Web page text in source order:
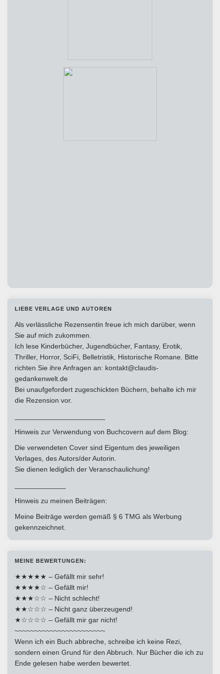
LIEBE VERLAGE UND AUTOREN
Als verlässliche Rezensentin freue ich mich darüber, wenn
Sie auf mich zukommen.
Ich lese Kinderbücher, Jugendbücher, Fantasy, Erotik,
Thriller, Horror, SciFi, Belletristik, Historische Romane. Bitte
richten Sie ihre Anfragen an: kontakt@claudis-
gedankenwelt.de
Bei unaufgefordert zugeschickten Büchern, behalte ich mir
die Rezension vor.
Hinweis zur Verwendung von Buchcovern auf dem Blog:
Die verwendeten Cover sind Eigentum des jeweiligen
Verlages, des Autors/der Autorin.
Sie dienen lediglich der Veranschaulichung!
Hinweis zu meinen Beiträgen:
Meine Beiträge werden gemäß § 6 TMG als Werbung
gekennzeichnet.
MEINE BEWERTUNGEN:
★★★★★ – Gefällt mir sehr!
★★★★☆ – Gefällt mir!
★★★☆☆ – Nicht schlecht!
★★☆☆☆ – Nicht ganz überzeugend!
★☆☆☆☆ – Gefällt mir gar nicht!
~~~~~~~~~~~~~~~~~~~~~~~
Wenn ich ein Buch abbreche, schreibe ich keine Rezi,
sondern einen Grund für den Abbruch. Nur Bücher die ich zu
Ende gelesen habe werden bewertet.